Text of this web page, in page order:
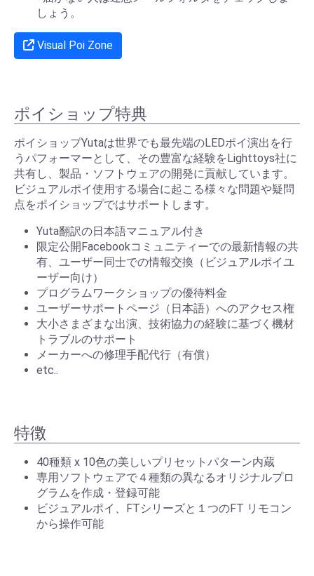
しょう。
Visual Poi Zone
ポイショップ特典
ポイショップYutaは世界でも最先端のLEDポイ演出を行
うパフォーマーとして、その豊富な経験をLighttoys社に
共有し、製品・ソフトウェアの開発に貢献しています。
ビジュアルポイ使用する場合に起こる様々な問題や疑問
点をポイショップではサポートします。
Yuta翻訳の日本語マニュアル付き
限定公開Facebookコミュニティーでの最新情報の共
有、ユーザー同士での情報交換（ビジュアルポイユ
ーザー向け）
プログラムワークショップの優待料金
ユーザーサポートページ（日本語）へのアクセス権
大小さまざまな出演、技術協力の経験に基づく機材
トラブルのサポート
メーカーへの修理手配代行（有償）
etc..
特徴
40種類 x 10色の美しいプリセットパターン内蔵
専用ソフトウェアで４種類の異なるオリジナルプロ
グラムを作成・登録可能
ビジュアルポイ、FTシリーズと１つのFT リモコン
から操作可能